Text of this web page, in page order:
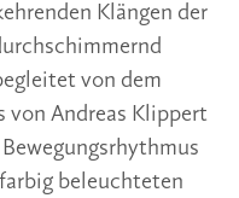
Klängen der
von dem
von Andreas Klippert
beleuchteten